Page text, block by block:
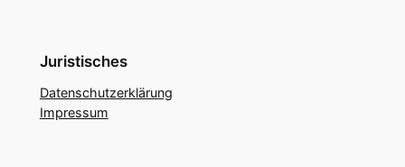
Juristisches
Datenschutzerklärung
Impressum